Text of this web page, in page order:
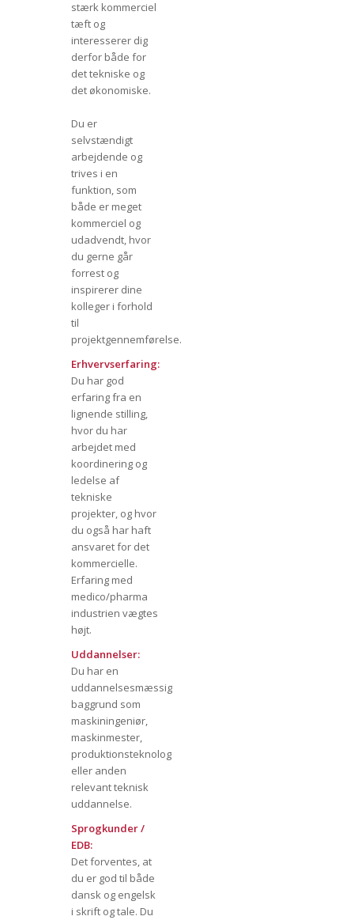
stærk kommerciel
tæft og
interesserer dig
derfor både for
det tekniske og
det økonomiske.
Du er
selvstændigt
arbejdende og
trives i en
funktion, som
både er meget
kommerciel og
udadvendt, hvor
du gerne går
forrest og
inspirerer dine
kolleger i forhold
til
projektgennemførelse.
Erhvervserfaring:
Du har god
erfaring fra en
lignende stilling,
hvor du har
arbejdet med
koordinering og
ledelse af
tekniske
projekter, og hvor
du også har haft
ansvaret for det
kommercielle.
Erfaring med
medico/pharma
industrien vægtes
højt.
Uddannelser:
Du har en
uddannelsesmæssig
baggrund som
maskiningeniør,
maskinmester,
produktionsteknolog
eller anden
relevant teknisk
uddannelse.
Sprogkunder /
EDB:
Det forventes, at
du er god til både
dansk og engelsk
i skrift og tale. Du